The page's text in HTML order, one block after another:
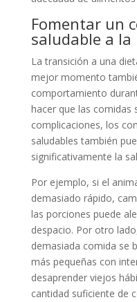
Fomentar un
saludable a
La transición a una
mejor momento
comportamiento
hacer que las comidas
complicaciones, los
saludables también
significativamente la
Por ejemplo, si el
demasiado rápido,
las porciones puede
despacio. Por otro
demasiada comida se
más pequeñas con
desaprender viejos
cantidad suficiente de